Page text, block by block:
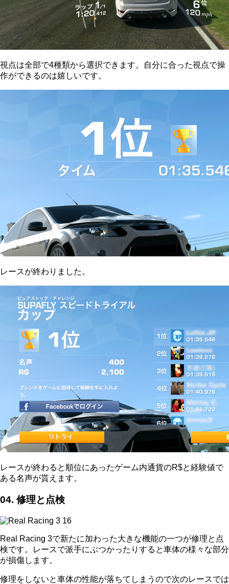
視点は全部で4種類から選択できます。自分に合った視点で操
作ができるのは嬉しいです。
レースが終わりました。
レースが終わると順位にあったゲーム内通貨のR$と経験値で
ある名声が貰えます。
04. 修理と点検
Real Racing 3で新たに加わった大きな機能の一つが修理と点
検です。レースで派手にぶつかったりすると車体の様々な部分
が損傷します。
修理をしないと車体の性能が落ちてしまうので次のレースでは